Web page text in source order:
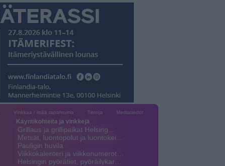
Vinkkaa / lisää tapahtuma Tietoja Mediatiedot
Käyntikohteita ja vinkkejä
Grillaus ja grillipaikat Helsing…
Metsät, luontopolut ja luontokei…
Pauligin huvila
Viikkokalenteri ja viikkonumerot…
Helsingin pyörätiet, pyöräilykar…